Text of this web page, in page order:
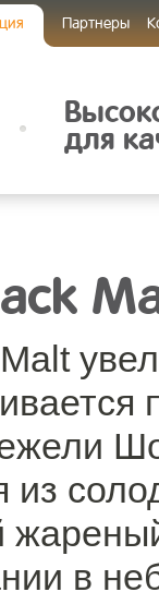
Партнеры
для
из
в